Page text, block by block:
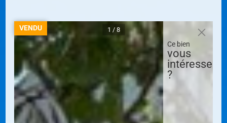
Ce bien
vous
intéresse
?
1 / 8
VENDU